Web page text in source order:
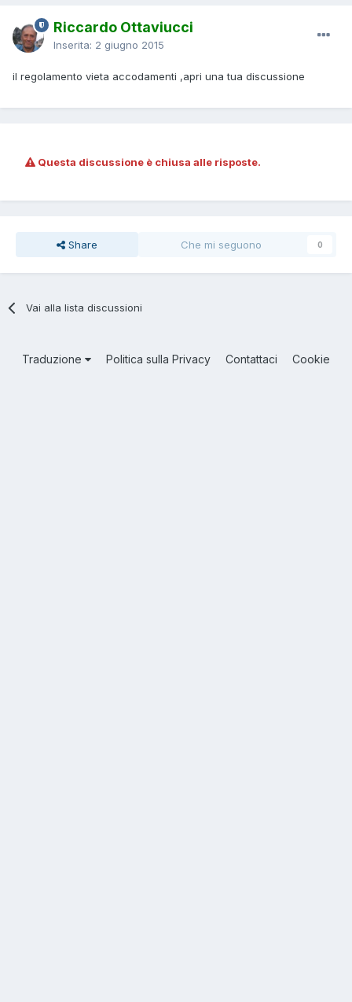
Riccardo Ottaviucci
Inserita: 2 giugno 2015
il regolamento vieta accodamenti ,apri una tua discussione
Questa discussione è chiusa alle risposte.
Share Che mi seguono 0
Vai alla lista discussioni
Traduzione Politica sulla Privacy Contattaci Cookie